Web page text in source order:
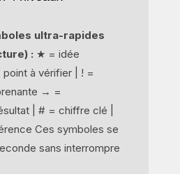
ultra-rapides
: ★ = idée
à vérifier | ! =
→ =
| # = chiffre clé |
Ces symboles se
sans interrompre